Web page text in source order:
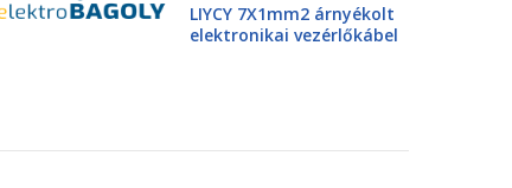
LIYCY 7X1mm2 árnyékolt
elektronikai vezérlőkábel